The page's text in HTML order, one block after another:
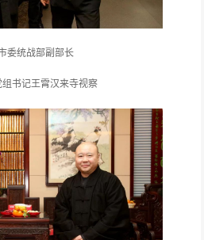
委统战部副部长
书记王霄汉来寺视察